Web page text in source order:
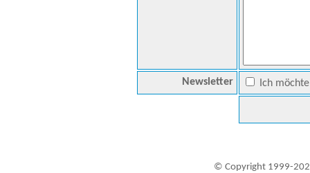
Newsletter Ich
© Copyright 1999-